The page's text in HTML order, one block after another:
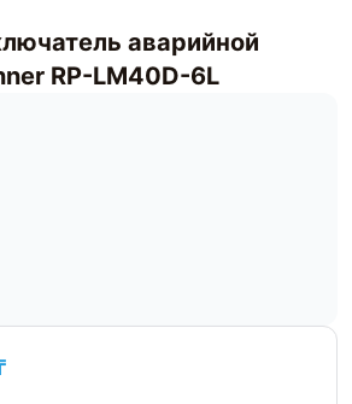
аварийной
RP-LM40D-6L